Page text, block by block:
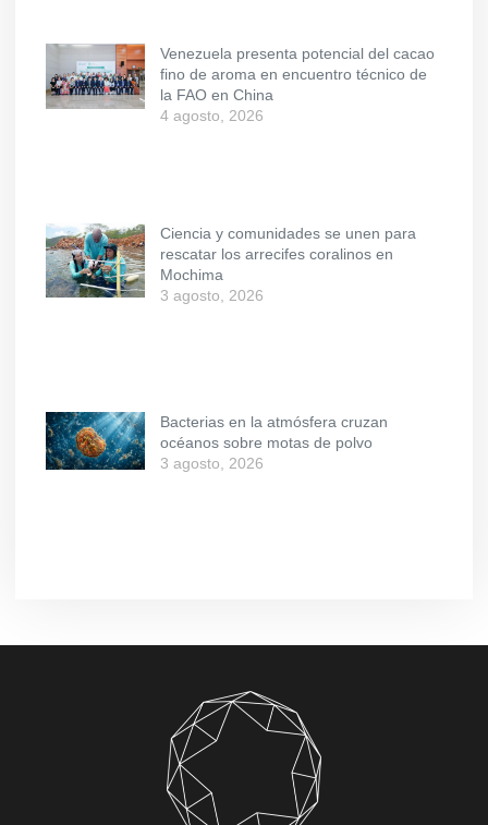
Venezuela presenta potencial del cacao
fino de aroma en encuentro técnico de
la FAO en China
4 agosto, 2026
Ciencia y comunidades se unen para
rescatar los arrecifes coralinos en
Mochima
3 agosto, 2026
Bacterias en la atmósfera cruzan
océanos sobre motas de polvo
3 agosto, 2026